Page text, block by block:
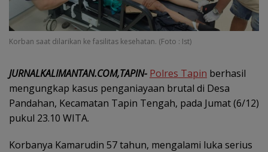
Korban saat dilarikan ke fasilitas kesehatan. (Foto : Ist)
JURNALKALIMANTAN.COM,TAPIN- Polres Tapin berhasil
mengungkap kasus penganiayaan brutal di Desa
Pandahan, Kecamatan Tapin Tengah, pada Jumat (6/12)
pukul 23.10 WITA.
Korbanya Kamarudin 57 tahun, mengalami luka serius